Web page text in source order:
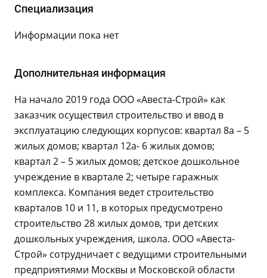
Специализация
Информации пока нет
Дополнительная информация
На начало 2019 года ООО «Авеста-Строй» как
заказчик осуществил строительство и ввод в
эксплуатацию следующих корпусов: квартал 8а – 5
жилых домов; квартал 12а- 6 жилых домов;
квартал 2 – 5 жилых домов; детское дошкольное
учреждение в квартале 2; четыре гаражных
комплекса. Компания ведет строительство
кварталов 10 и 11, в которых предусмотрено
строительство 28 жилых домов, три детских
дошкольных учреждения, школа. ООО «Авеста-
Строй» сотрудничает с ведущими строительными
предприятиями Москвы и Московской области